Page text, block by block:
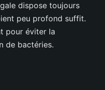
dispose toujours
peu profond suffit.
pour éviter la
de bactéries.